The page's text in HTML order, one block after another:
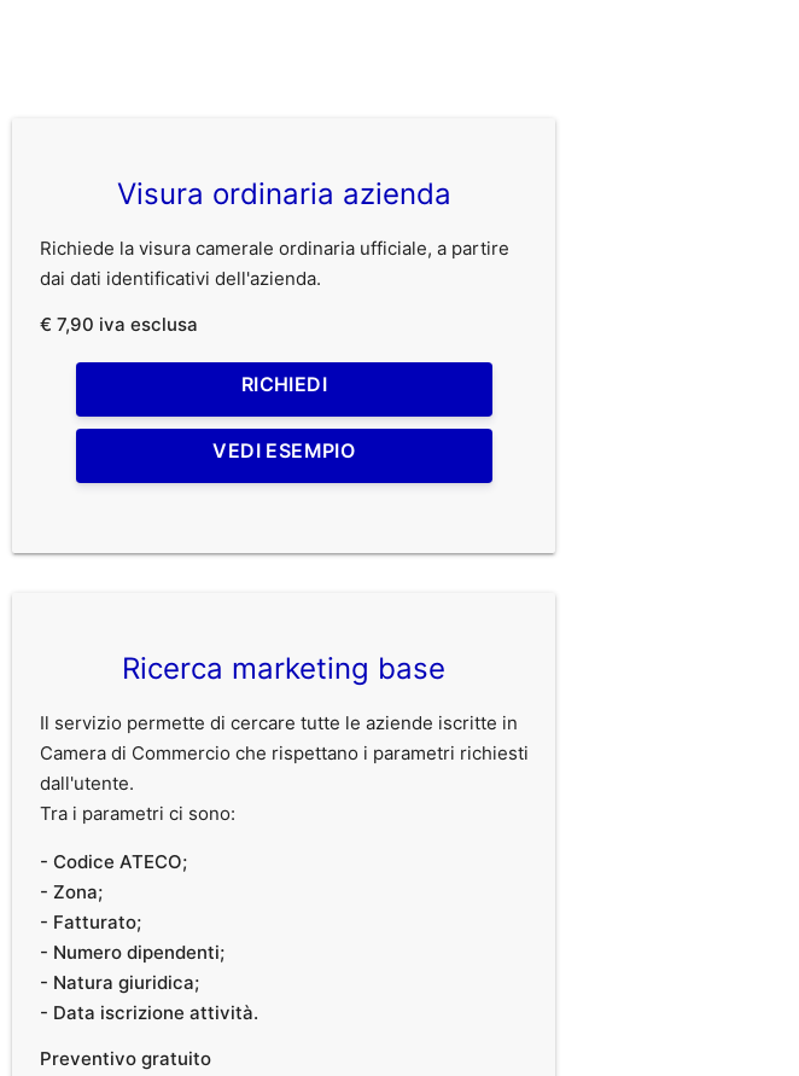
Visura ordinaria azienda
Richiede la visura camerale ordinaria ufficiale, a partire
dai dati identificativi dell'azienda.
€ 7,90 iva esclusa
RICHIEDI
VEDI ESEMPIO
Ricerca marketing base
Il servizio permette di cercare tutte le aziende iscritte in
Camera di Commercio che rispettano i parametri richiesti
dall'utente.
Tra i parametri ci sono:
- Codice ATECO;
- Zona;
- Fatturato;
- Numero dipendenti;
- Natura giuridica;
- Data iscrizione attività.
Preventivo gratuito